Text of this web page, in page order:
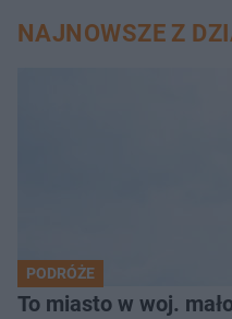
NAJNOWSZE Z
PODRÓŻE
To miasto w woj.